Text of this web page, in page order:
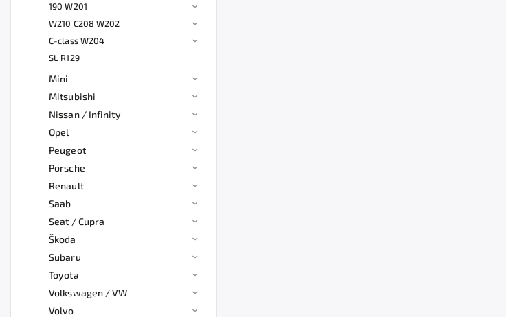
190 W201
W210 C208 W202
C-class W204
SL R129
Mini
Mitsubishi
Nissan / Infinity
Opel
Peugeot
Porsche
Renault
Saab
Seat / Cupra
Škoda
Subaru
Toyota
Volkswagen / VW
Volvo